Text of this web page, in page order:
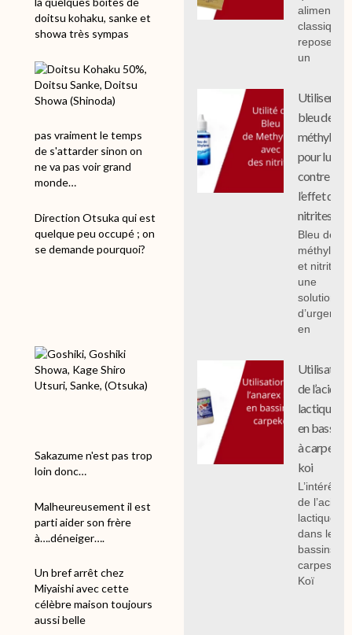
doitsu kohaku, sanke et
showa très sympas
pas vraiment le temps
de s'attarder sinon on
ne va pas voir grand
monde…
Direction Otsuka qui est
quelque peu occupé ; on
se demande pourquoi?
Sakazume n'est pas trop
loin donc…
Malheureusement il est
parti aider son frère
à….déneiger….
Un bref arrêt chez
Miyaishi avec cette
célèbre maison toujours
aussi belle
classique
repose sur
un
Utiliser le
bleu de
méthylène
pour lutter
contre
l’effet des
nitrites
Bleu de
méthylène
et nitrites :
une
solution
d’urgence
en
Utilisation
de l’acide
lactique
en bassin
à carpe
koi
L’intérêt
de l’acide
lactique
dans les
bassins à
carpes
Koï